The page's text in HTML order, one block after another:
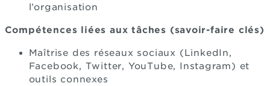
l’organisation
Compétences liées aux tâches (savoir-faire clés)
Maîtrise des réseaux sociaux (LinkedIn,
Facebook, Twitter, YouTube, Instagram) et
outils connexes